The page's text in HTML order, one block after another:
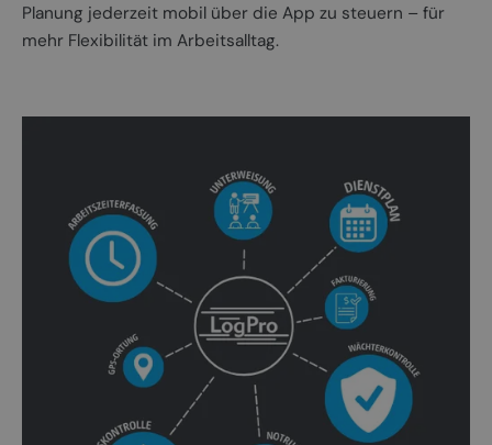
Planung jederzeit mobil über die App zu steuern – für
mehr Flexibilität im Arbeitsalltag.